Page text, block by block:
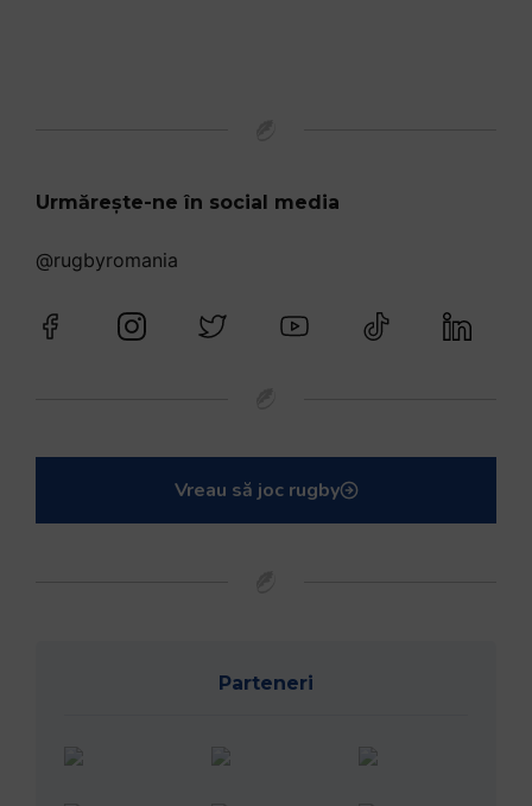
Urmărește-ne în social media
@rugbyromania
Vreau să joc rugby
Parteneri